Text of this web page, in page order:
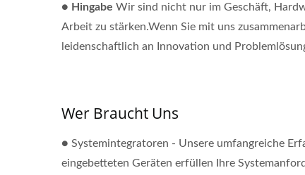
● Hingabe Wir sind nicht nur im Geschäft,
Arbeit zu stärken.Wenn Sie mit uns
leidenschaftlich an Innovation und
Wer Braucht Uns
● Systemintegratoren - Unsere umfangreiche
eingebetteten Geräten erfüllen Ihre